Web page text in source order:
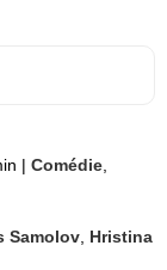
| Comédie
Samolov Hristina